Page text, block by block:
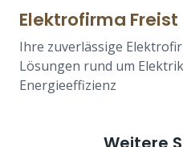
Elektrofirma Freist
Ihre zuverlässige
Lösungen rund um
Energieeffizienz